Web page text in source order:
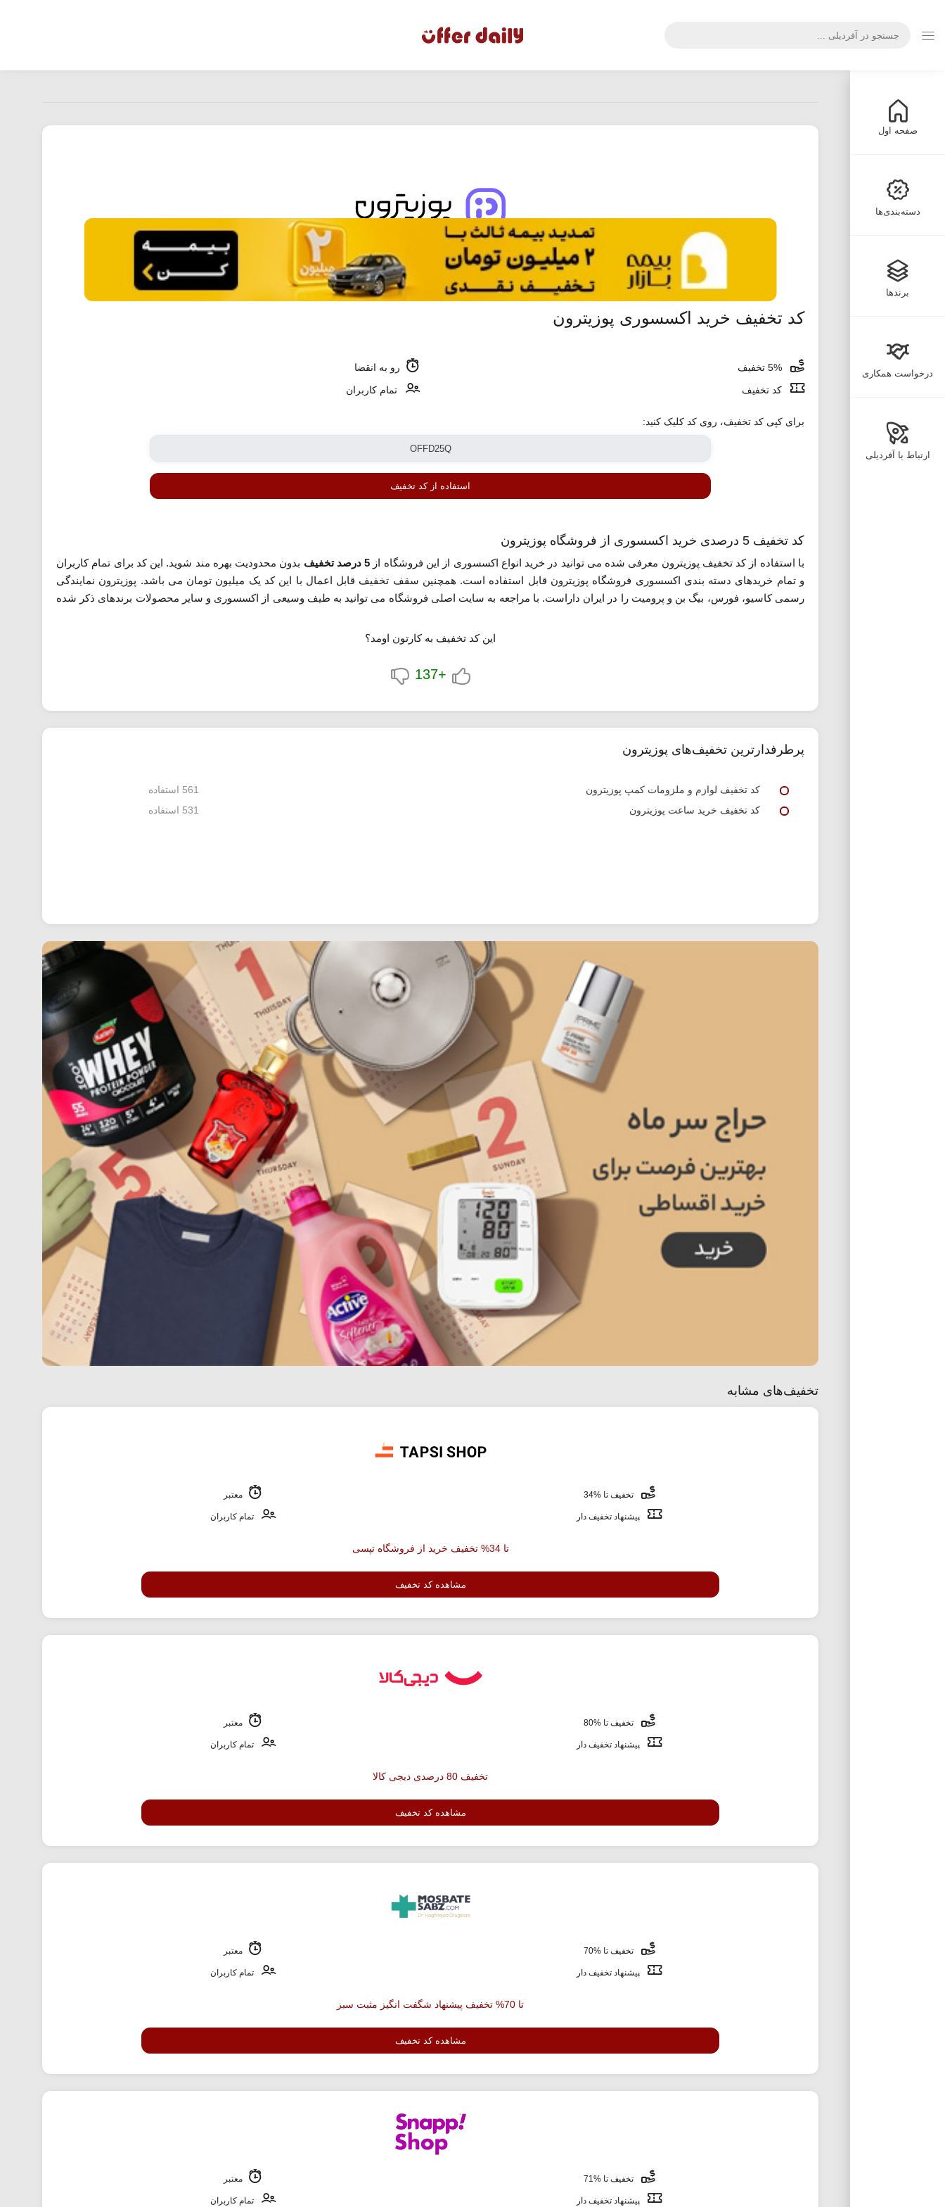
صفحه اول
دسته‌بندی‌ها
برندها
درخواست همکاری
ارتباط با آفردیلی
کد تخفیف خرید اکسسوری پوزیترون
رو به انقضا
کد تخفیف
تمام کاربران
برای کپی کد تخفیف، روی کد کلیک کنید:
استفاده از کد تخفیف
کد تخفیف 5 درصدی خرید اکسسوری از فروشگاه پوزیترون
با استفاده از کد تخفیف پوزیترون معرفی شده می توانید در خرید انواع اکسسوری از این فروشگاه از 5 درصد تخفیف
بدون محدودیت بهره مند شوید. این کد برای تمام کاربران
و تمام خریدهای دسته بندی اکسسوری فروشگاه پوزیترون قابل استفاده است. همچنین سقف تخفیف قابل اعمال با این کد یک میلیون تومان می باشد. پوزیترون نمایندگی
رسمی کاسیو، فورس، بیگ بن و پرومیت را در ایران داراست. با مراجعه به سایت اصلی فروشگاه می توانید به طیف وسیعی از اکسسوری و سایر محصولات برندهای ذکر شده
این کد تخفیف به کارتون اومد؟
+137
پرطرفدارترین تخفیف‌های پوزیترون
کد تخفیف لوازم و ملزومات کمپ پوزیترون
561 استفاده
کد تخفیف خرید ساعت پوزیترون
531 استفاده
تخفیف‌های مشابه
تخفیف تا %34 معتبر
پیشنهاد تخفیف دار تمام کاربران
تا 34% تخفیف خرید از فروشگاه تپسی
مشاهده کد تخفیف
تخفیف تا %80 معتبر
پیشنهاد تخفیف دار تمام کاربران
تخفیف 80 درصدی دیجی کالا
مشاهده کد تخفیف
تخفیف تا %70 معتبر
پیشنهاد تخفیف دار تمام کاربران
تا 70% تخفیف پیشنهاد شگفت انگیز مثبت سبز
مشاهده کد تخفیف
تخفیف تا %71 معتبر
پیشنهاد تخفیف دار تمام کاربران